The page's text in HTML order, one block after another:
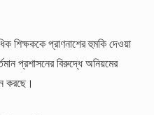
শিক্ষককে প্রাণনাশের হুমকি দেওয়া
প্রশাসনের বিরুদ্ধে অনিয়মের
করছে।